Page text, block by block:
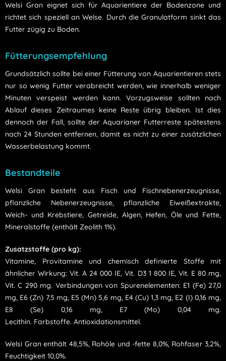
Welsi Gran eignet sich für Aquarientiere der Bodenzone und
richtet sich speziell an Welse. Durch die Granulatform sinkt das
Futter zügig zu Boden.
Fütterungsempfehlung
Grundsätzlich sollte bei einer Fütterung von Aquarientieren stets
nur so wenig Futter verabreicht werden, wie innerhalb weniger
Minuten verspeist werden kann. Vorzugsweise sollten nach
Ablauf dieses Zeitraumes keine Reste übrig bleiben. Ist dies
dennoch der Fall, sollte der Aquarianer Futterreste spätestens
nach 24 Stunden entfernen, damit es nicht zu einer zusätzlichen
Wasserbelastung kommt.
Bestandteile
Welsi Gran besteht aus Fisch und Fischnebenerzeugnisse,
pflanzliche Nebenerzeugnisse, pflanzliche Eiweißextrakte,
Weich- und Krebstiere, Getreide, Algen, Hefen, Öle und Fette,
Mineralstoffe (enthält Zeolith 1%).
Zusatzstoffe (pro kg):
Vitamine, Provitamine und chemisch definierte Stoffe mit
ähnlicher Wirkung: Vit. A 24 000 IE, Vit. D3 1 800 IE, Vit. E 80 mg,
Vit. C 290 mg. Verbindungen von Spurenelementen: E1 (Fe) 27,0
mg, E6 (Zn) 7,5 mg, E5 (Mn) 5,6 mg, E4 (Cu) 1,3 mg, E2 (I) 0,16 mg,
E8 (Se) 0,16 mg, E7 (Mo) 0,04 mg.
Lecithin. Farbstoffe. Antioxidationsmittel.
Welsi Gran enthält 48,5%, Rohöle und -fette 8,0%, Rohfaser 3,2%,
Feuchtigkeit 10,0%.